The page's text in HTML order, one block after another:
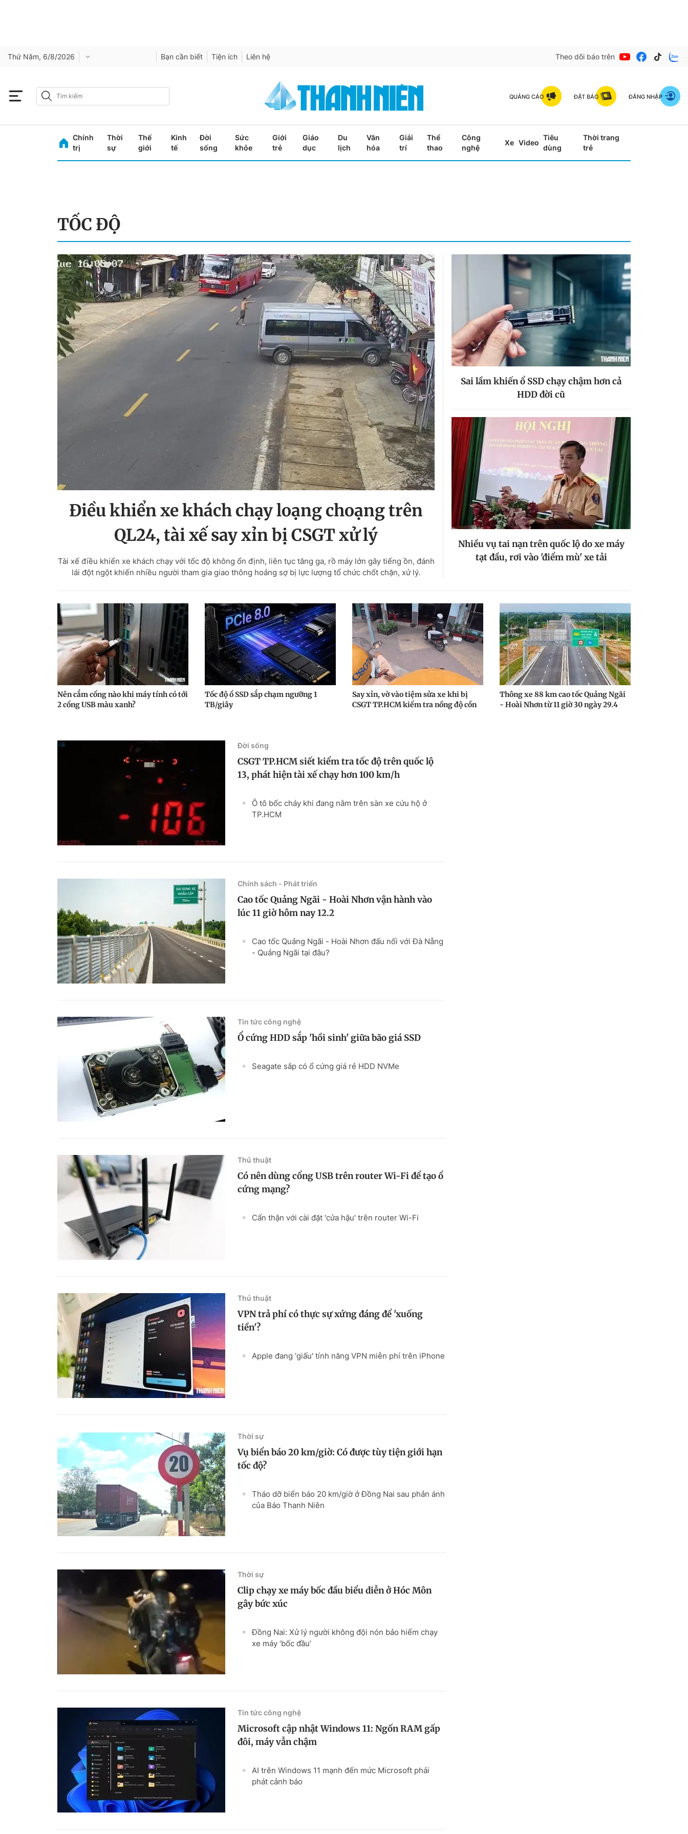
Thứ Năm, 6/8/2026 Bạn cần biết Tiện ích Liên hệ Theo dõi báo trên
QUẢNG CÁO ĐẶT BÁO ĐĂNG NHẬP
Chính
trị
Thời
sự
Thế
giới
Kinh
tế
Đời
sống
Sức
khỏe
Giới
trẻ
Giáo
dục
Du
lịch
Văn
hóa
Giải
trí
Thể
thao
Công
nghệ
Xe Video
Tiêu
dùng
Thời trang
trẻ
TỐC ĐỘ
Điều khiển xe khách chạy loạng choạng trên
QL24, tài xế say xỉn bị CSGT xử lý
Tài xế điều khiển xe khách chạy với tốc độ không ổn định, liên tục tăng ga, rồ máy lớn gây tiếng ồn, đánh
lái đột ngột khiến nhiều người tham gia giao thông hoảng sợ bị lực lượng tổ chức chốt chặn, xử lý.
Sai lầm khiến ổ SSD chạy chậm hơn cả
HDD đời cũ
Nhiều vụ tai nạn trên quốc lộ do xe máy
tạt đầu, rơi vào 'điểm mù' xe tải
Nên cắm cổng nào khi máy tính có tới
2 cổng USB màu xanh?
Tốc độ ổ SSD sắp chạm ngưỡng 1
TB/giây
Say xỉn, vờ vào tiệm sửa xe khi bị
CSGT TP.HCM kiểm tra nồng độ cồn
Thông xe 88 km cao tốc Quảng Ngãi
- Hoài Nhơn từ 11 giờ 30 ngày 29.4
Đời sống
CSGT TP.HCM siết kiểm tra tốc độ trên quốc lộ
13, phát hiện tài xế chạy hơn 100 km/h
Ô tô bốc cháy khi đang nằm trên sàn xe cứu hộ ở
TP.HCM
Chính sách - Phát triển
Cao tốc Quảng Ngãi - Hoài Nhơn vận hành vào
lúc 11 giờ hôm nay 12.2
Cao tốc Quảng Ngãi - Hoài Nhơn đấu nối với Đà Nẵng
- Quảng Ngãi tại đâu?
Tin tức công nghệ
Ổ cứng HDD sắp 'hồi sinh' giữa bão giá SSD
Seagate sắp có ổ cứng giá rẻ HDD NVMe
Thủ thuật
Có nên dùng cổng USB trên router Wi-Fi để tạo ổ
cứng mạng?
Cẩn thận với cài đặt 'cửa hậu' trên router Wi-Fi
Thủ thuật
VPN trả phí có thực sự xứng đáng để 'xuống
tiền'?
Apple đang 'giấu' tính năng VPN miễn phí trên iPhone
Thời sự
Vụ biển báo 20 km/giờ: Có được tùy tiện giới hạn
tốc độ?
Tháo dỡ biển báo 20 km/giờ ở Đồng Nai sau phản ánh
của Báo Thanh Niên
Thời sự
Clip chạy xe máy bốc đầu biểu diễn ở Hóc Môn
gây bức xúc
Đồng Nai: Xử lý người không đội nón bảo hiểm chạy
xe máy ‘bốc đầu’
Tin tức công nghệ
Microsoft cập nhật Windows 11: Ngốn RAM gấp
đôi, máy vẫn chậm
AI trên Windows 11 mạnh đến mức Microsoft phải
phát cảnh báo